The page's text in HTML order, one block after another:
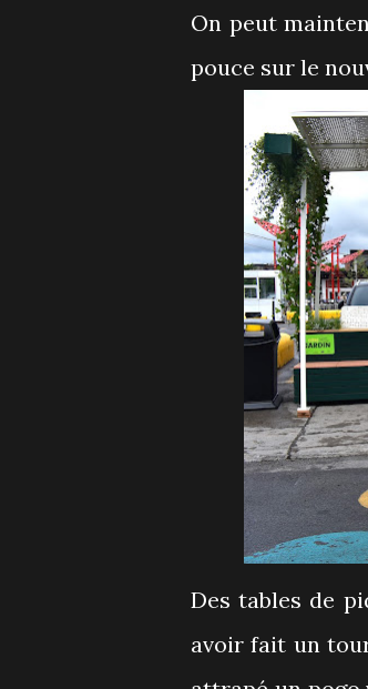
On peut
pouce sur le
Des tables de
avoir fait un